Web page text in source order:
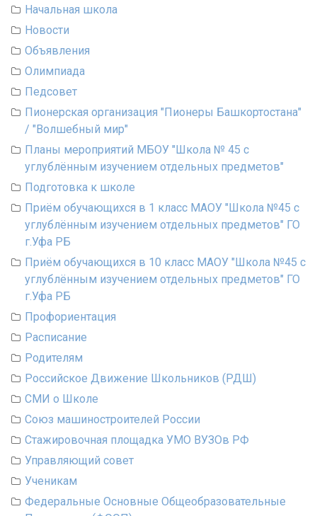
Начальная школа
Новости
Объявления
Олимпиада
Педсовет
Пионерская организация "Пионеры Башкортостана"
/ "Волшебный мир"
Планы мероприятий МБОУ "Школа № 45 с
углублённым изучением отдельных предметов"
Подготовка к школе
Приём обучающихся в 1 класс МАОУ "Школа №45 с
углублённым изучением отдельных предметов" ГО
г.Уфа РБ
Приём обучающихся в 10 класс МАОУ "Школа №45 с
углублённым изучением отдельных предметов" ГО
г.Уфа РБ
Профориентация
Расписание
Родителям
Российское Движение Школьников (РДШ)
СМИ о Школе
Союз машиностроителей России
Стажировочная площадка УМО ВУЗОв РФ
Управляющий совет
Ученикам
Федеральные Основные Общеобразовательные